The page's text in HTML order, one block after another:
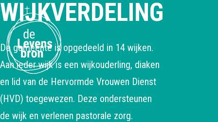
WIJKVERDELING
De gemeente is opgedeeld in 14 wijken.
Aan ieder wijk is een wijkouderling, diaken
en lid van de Hervormde Vrouwen Dienst
(HVD) toegewezen. Deze ondersteunen
de wijk en verlenen pastorale zorg.